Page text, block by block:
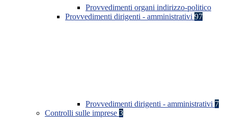
Provvedimenti organi indirizzo-politico
Provvedimenti dirigenti - amministrativi 97
Provvedimenti dirigenti - amministrativi 7
Controlli sulle imprese 3